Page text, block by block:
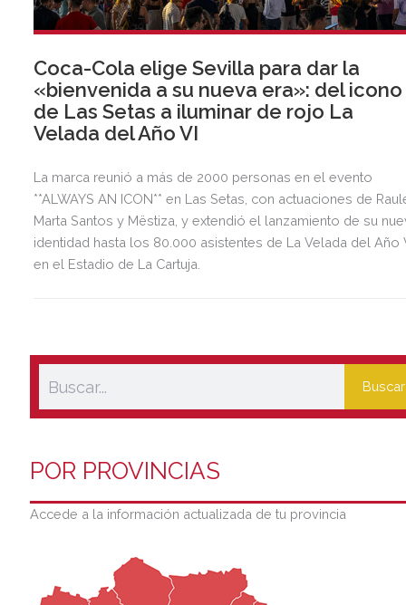
Coca-Cola elige Sevilla para dar la
«bienvenida a su nueva era»: del icono
de Las Setas a iluminar de rojo La
Velada del Año VI
La marca reunió a más de 2000 personas en el evento
**ALWAYS AN ICON** en Las Setas, con actuaciones de
Marta Santos y Mëstiza, y extendió el lanzamiento de su
identidad hasta los 80.000 asistentes de La Velada del Año
en el Estadio de La Cartuja.
Buscar
POR PROVINCIAS
Accede a la información actualizada de tu provincia